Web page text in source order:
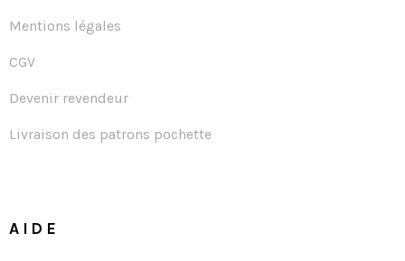
Mentions légales
CGV
Devenir revendeur
Livraison des patrons pochette
AIDE